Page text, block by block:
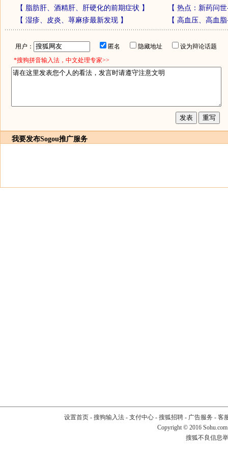
【 脂肪肝、酒精肝、肝硬化的前期症状 】 【 热点：新药问
【 湿疹、皮炎、荨麻疹最新发现】 【 高血压、高血
用户： 匿名 隐藏地址
设为辩论话题
*搜狗拼音输入法，中文处理专家>>
我要发布Sogou推广服务
设置首页- 搜狗输入法- 支付中心- 搜狐招聘- 广告服务 - 客
Copyright © 2016
搜狐不良信息